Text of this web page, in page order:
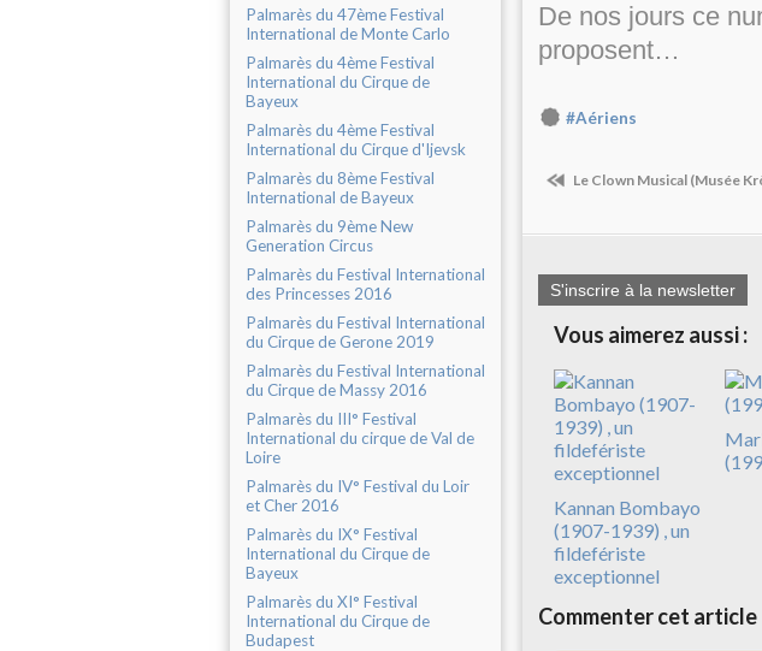
Palmarès du 47ème Festival
International de Monte Carlo
Palmarès du 4ème Festival
International du Cirque de
Bayeux
Palmarès du 4ème Festival
International du Cirque d'Ijevsk
Palmarès du 8ème Festival
International de Bayeux
Palmarès du 9ème New
Generation Circus
Palmarès du Festival International
des Princesses 2016
Palmarès du Festival International
du Cirque de Gerone 2019
Palmarès du Festival International
du Cirque de Massy 2016
Palmarès du III° Festival
International du cirque de Val de
Loire
Palmarès du IV° Festival du Loir
et Cher 2016
Palmarès du IX° Festival
International du Cirque de
Bayeux
Palmarès du XI° Festival
International du Cirque de
Budapest
De nos jours ce
proposent…
#Aériens
Le Clown Musical (Musée
S'inscrire à la newsletter
Vous aimerez aussi :
Kannan Bombayo
(1907-1939) , un
fildefériste
exceptionnel
Commenter cet article